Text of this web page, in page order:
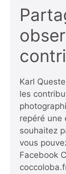
Karl
les
repéré une
souhaitez
vous
Facebook